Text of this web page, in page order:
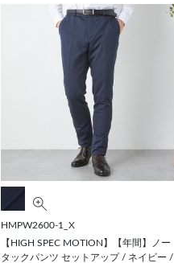
HMPW2600-1_X
【HIGH SPEC MOTION】【年間】ノー
タックパンツ セットアップ / ネイビー /